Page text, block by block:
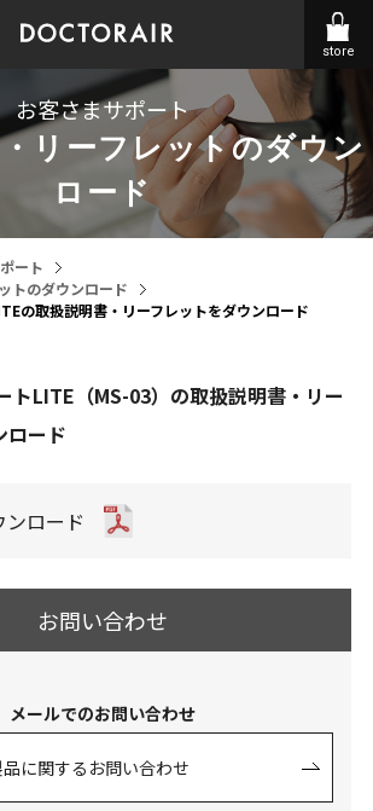
store
お客さまサポート
リーフレットのダウン
ロード
ート
トのダウンロード
の取扱説明書・リーフレットをダウンロード
トLITE（MS-03）の取扱説明書・リー
ロード
ロード
お問い合わせ
メールでのお問い合わせ
に関するお問い合わせ